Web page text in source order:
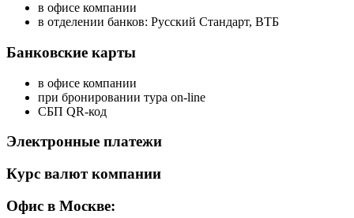
в офисе компании
в отделении банков: Русский Стандарт, ВТБ
Банковские карты
в офисе компании
при бронировании тура on-line
СБП QR-код
Электронные платежи
Курс валют компании
Офис в Москве: